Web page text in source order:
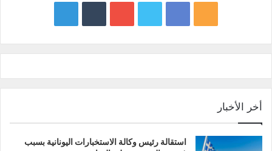
أخر الأخبار
استقالة رئيس وكالة الاستخبارات اليونانية بسبب